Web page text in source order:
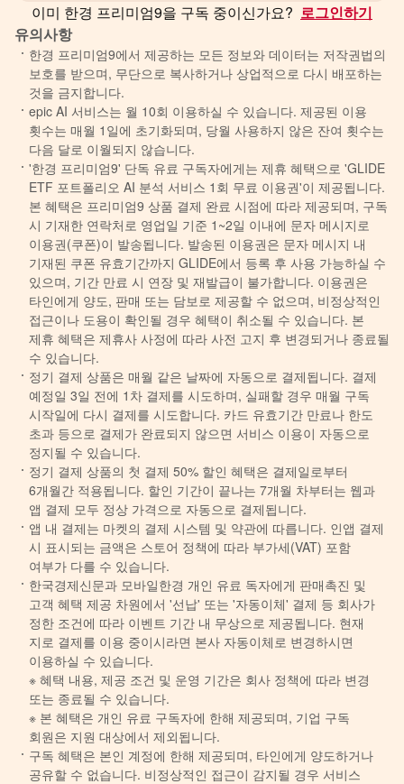
젠슨 황 CEO 방한에 맞춰 구체적인 부지 위차와
설립 시기가 윤곽을 드러낼 것이란 관측도 나온다.
젠슨 황 CEO가 지난 1일 대만 타이베이에서
“로보틱스, AI 팩토리 분야에서 (한국과의) 협력을
확대하겠다”며 한국 로보틱스 분야에 투자하겠다고
밝힌 점이 이런 해석이 힘을 싣는다. 4일 방한하는
젠슨 황 CEO는 5일 정의선 현대차그룹 회장을
비롯해 최태원 SK그룹 회장, 구광모 LG그룹 회장,
이해진 네이버 의장 등과 서울 성수동에서 ‘제2의
깐부 회동’을 가질 예정이다. 8일에는 LG 트윈타워,
현대차 양재 사옥, 네이버 사옥을 찾는다.
한경 프리미엄9의 모든 콘텐츠는 한국경제신문의 저작물로 저작권법의
보호를 받습니다.
사전 허가 없는 무단 전재·복제·배포·캡처 공유·AI 학습 활용 및 상업적 이용을
금합니다.
위반 시 서비스 이용 제한 및 민형사상 법적 책임이 발생할 수 있습니다.
좋아요 싫어요 후속기사 원해요
양길성 기자
산업부에서 자동차·배터리 소식을 전합니다. 2017년 입사해 부동
산시장, 국토부, 경찰청, 국회, 대통령실 등을 취재했습니다.
기사댓글0개의 댓글이 있습니다.
ADVERTISEMENT
이미 한경 프리미엄9을 구독 중이신가요? 로그인하기
유의사항
한경 프리미엄9에서 제공하는 모든 정보와 데이터는 저작권법의
보호를 받으며, 무단으로 복사하거나 상업적으로 다시 배포하는
것을 금지합니다.
epic AI 서비스는 월 10회 이용하실 수 있습니다. 제공된 이용
횟수는 매월 1일에 초기화되며, 당월 사용하지 않은 잔여 횟수는
다음 달로 이월되지 않습니다.
'한경 프리미엄9' 단독 유료 구독자에게는 제휴 혜택으로 'GLIDE
ETF 포트폴리오 AI 분석 서비스 1회 무료 이용권'이 제공됩니다.
본 혜택은 프리미엄9 상품 결제 완료 시점에 따라 제공되며, 구독
시 기재한 연락처로 영업일 기준 1~2일 이내에 문자 메시지로
이용권(쿠폰)이 발송됩니다. 발송된 이용권은 문자 메시지 내
기재된 쿠폰 유효기간까지 GLIDE에서 등록 후 사용 가능하실 수
있으며, 기간 만료 시 연장 및 재발급이 불가합니다. 이용권은
타인에게 양도, 판매 또는 담보로 제공할 수 없으며, 비정상적인
접근이나 도용이 확인될 경우 혜택이 취소될 수 있습니다. 본
제휴 혜택은 제휴사 사정에 따라 사전 고지 후 변경되거나 종료될
수 있습니다.
정기 결제 상품은 매월 같은 날짜에 자동으로 결제됩니다. 결제
예정일 3일 전에 1차 결제를 시도하며, 실패할 경우 매월 구독
시작일에 다시 결제를 시도합니다. 카드 유효기간 만료나 한도
초과 등으로 결제가 완료되지 않으면 서비스 이용이 자동으로
정지될 수 있습니다.
정기 결제 상품의 첫 결제 50% 할인 혜택은 결제일로부터
6개월간 적용됩니다. 할인 기간이 끝나는 7개월 차부터는 웹과
앱 결제 모두 정상 가격으로 자동으로 결제됩니다.
앱 내 결제는 마켓의 결제 시스템 및 약관에 따릅니다. 인앱 결제
시 표시되는 금액은 스토어 정책에 따라 부가세(VAT) 포함
여부가 다를 수 있습니다.
한국경제신문과 모바일한경 개인 유료 독자에게 판매촉진 및
고객 혜택 제공 차원에서 '선납' 또는 '자동이체' 결제 등 회사가
정한 조건에 따라 이벤트 기간 내 무상으로 제공됩니다. 현재
지로 결제를 이용 중이시라면 본사 자동이체로 변경하시면
이용하실 수 있습니다.
※ 혜택 내용, 제공 조건 및 운영 기간은 회사 정책에 따라 변경
또는 종료될 수 있습니다.
※ 본 혜택은 개인 유료 구독자에 한해 제공되며, 기업 구독
회원은 지원 대상에서 제외됩니다.
구독 혜택은 본인 계정에 한해 제공되며, 타인에게 양도하거나
공유할 수 없습니다. 비정상적인 접근이 감지될 경우 서비스